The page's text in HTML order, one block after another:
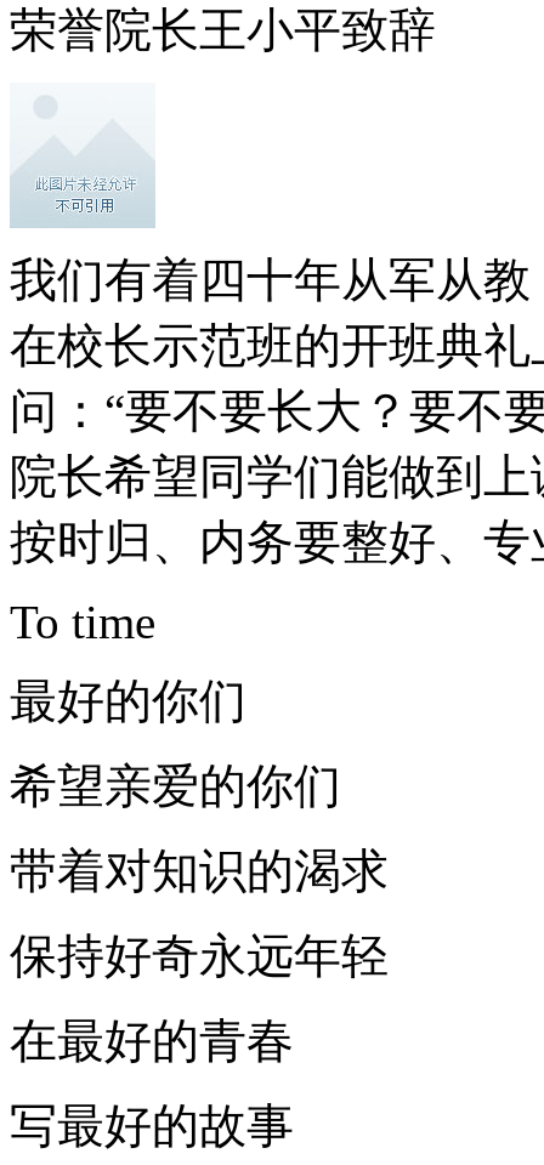
荣誉院长王小平致辞
我们有着四十年从军从
在校长示范班的开班典
问：“要不要长大？要不
院长希望同学们能做到
按时归、内务要整好、
To time
最好的你们
希望亲爱的你们
带着对知识的渴求
保持好奇永远年轻
在最好的青春
写最好的故事